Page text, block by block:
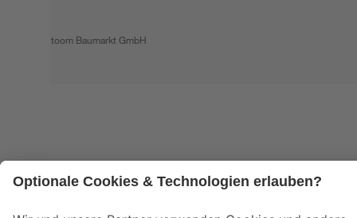
© 2026 toom Baumarkt GmbH